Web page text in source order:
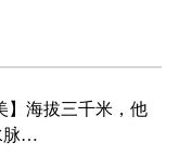
】海拔三千米，他